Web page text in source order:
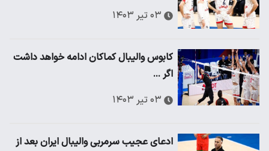
۰۳ تیر ۱۴۰۳
کابوس والیبال کماکان ادامه خواهد داشت
اگر ...
۰۳ تیر ۱۴۰۳
ادعای عجیب سرمربی والیبال ایران بعد از